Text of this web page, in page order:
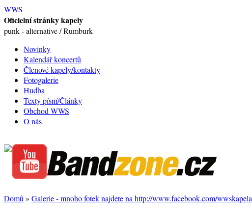
WWS
Oficielní stránky kapely
punk - alternative / Rumburk
Novinky
Kalendář koncertů
Členové kapely/kontakty
Fotogalerie
Hudba
Texty písní/Články
Obchod WWS
O nás
Domů » Galerie - mnoho fotek najdete na http://www.facebook.com/wwskapela